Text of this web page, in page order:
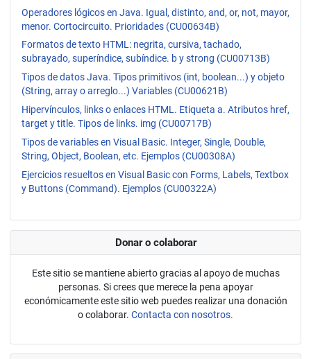
Operadores lógicos en Java. Igual, distinto, and, or, not, mayor,
menor. Cortocircuito. Prioridades (CU00634B)
Formatos de texto HTML: negrita, cursiva, tachado,
subrayado, superíndice, subíndice. b y strong (CU00713B)
Tipos de datos Java. Tipos primitivos (int, boolean...) y objeto
(String, array o arreglo...) Variables (CU00621B)
Hipervínculos, links o enlaces HTML. Etiqueta a. Atributos href,
target y title. Tipos de links. img (CU00717B)
Tipos de variables en Visual Basic. Integer, Single, Double,
String, Object, Boolean, etc. Ejemplos (CU00308A)
Ejercicios resueltos en Visual Basic con Forms, Labels, Textbox
y Buttons (Command). Ejemplos (CU00322A)
Donar o colaborar
Este sitio se mantiene abierto gracias al apoyo de muchas
personas. Si crees que merece la pena apoyar
económicamente este sitio web puedes realizar una donación
o colaborar. Contacta con nosotros.